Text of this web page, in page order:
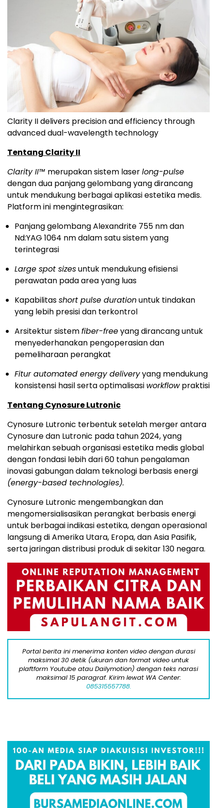
Clarity II delivers precision and efficiency through
advanced dual-wavelength technology
Tentang Clarity II
Clarity II™ merupakan sistem laserlong-pulse
dengan dua panjang gelombang yang dirancang
untuk mendukung berbagai aplikasi estetika medis.
Platform ini mengintegrasikan:
Panjang gelombang Alexandrite 755 nm dan
Nd:YAG 1064 nm dalam satu sistem yang
terintegrasi
Large spot sizesuntuk mendukung efisiensi
perawatan pada area yang luas
Kapabilitasshort pulse durationuntuk tindakan
yang lebih presisi dan terkontrol
Arsitektur sistemfiber-freeyang dirancang untuk
menyederhanakan pengoperasian dan
pemeliharaan perangkat
Fitur automated energy deliveryyang mendukung
konsistensi hasil serta optimalisasi workflowpraktisi
Tentang Cynosure Lutronic
Cynosure Lutronic terbentuk setelah merger antara
Cynosure dan Lutronic pada tahun 2024, yang
melahirkan sebuah organisasi estetika medis global
dengan fondasi lebih dari 60 tahun pengalaman
inovasi gabungan dalam teknologi berbasis energi
(energy-based technologies).
Cynosure Lutronic mengembangkan dan
mengomersialisasikan perangkat berbasis energi
untuk berbagai indikasi estetika, dengan operasional
langsung di Amerika Utara, Eropa, dan Asia Pasifik,
serta jaringan distribusi produk di sekitar 130 negara.
Portal berita ini menerima konten video dengan durasi
maksimal 30 detik (ukuran dan format video untuk
plaftform Youtube atau Dailymotion) dengan teks narasi
maksimal 15 paragraf. Kirim lewat WA Center:
085315557788.